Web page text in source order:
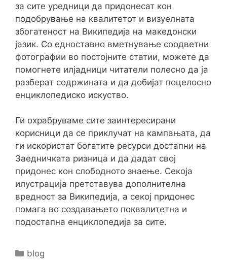
за сите уредници да придонесат кон
подобрување на квалитетот и визуелната
збогатеност на Википедија на македонски
јазик. Со едноставно вметнување соодветни
фотографии во постојните статии, можете да
помогнете илјадници читатели полесно да ја
разберат содржината и да добијат поцелосно
енциклопедиско искуство.
Ги охрабруваме сите заинтересирани
корисници да се приклучат на кампањата, да
ги искористат богатите ресурси достапни на
Заедничката ризница и да дадат свој
придонес кон слободното знаење. Секоја
илустрација претставува дополнителна
вредност за Википедија, а секој придонес
помага во создавањето поквалитетна и
подостапна енциклопедија за сите.
Categories
blog